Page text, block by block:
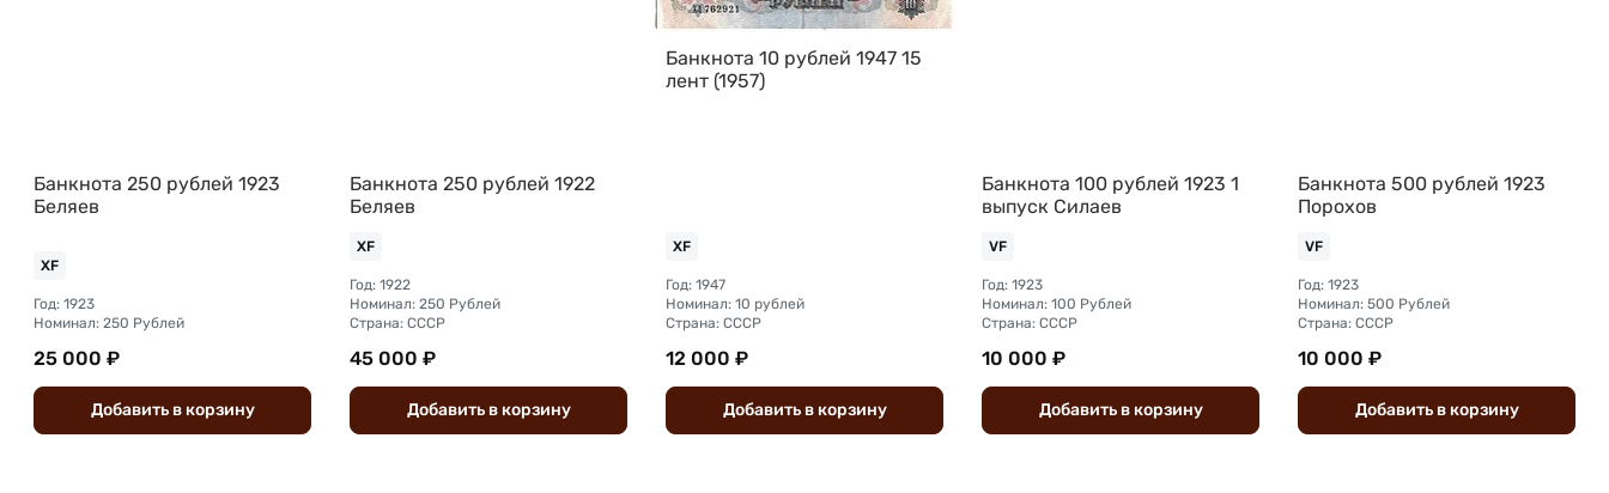
Банкнота 250 рублей 1923
Беляев
XF
Год: 1923
Номинал: 250 Рублей
25 000 ₽
Добавить вкорзину
Банкнота 250 рублей 1922
Беляев
XF
Год: 1922
Номинал: 250 Рублей
Страна: СССР
45 000 ₽
Добавить вкорзину
Банкнота 10 рублей 1947 15
лент (1957)
XF
Год: 1947
Номинал: 10 рублей
Страна: СССР
12 000 ₽
Добавить вкорзину
Банкнота 100 рублей 1923 1
выпуск Силаев
VF
Год: 1923
Номинал: 100 Рублей
Страна: СССР
10 000 ₽
Добавить вкорзину
Банкнота 500 рублей 1923
Порохов
VF
Год: 1923
Номинал: 500 Рублей
Страна: СССР
10 000 ₽
Добавить вкорзину